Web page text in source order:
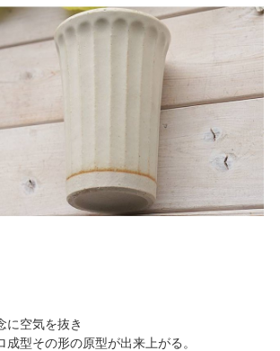
に空気を抜き
成型その形の原型が出来上がる。